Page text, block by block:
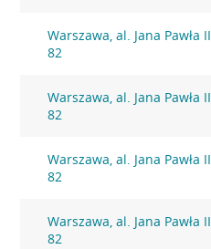
Warszawa, al. Jana Pawła II
82
Warszawa, al. Jana Pawła II
82
Warszawa, al. Jana Pawła II
82
Warszawa, al. Jana Pawła II
82